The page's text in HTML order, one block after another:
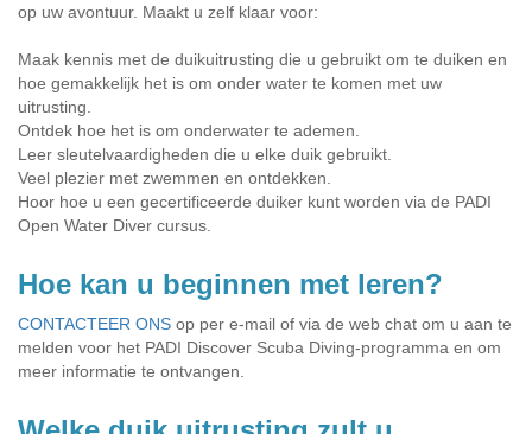
op uw avontuur. Maakt u zelf klaar voor:
Maak kennis met de duikuitrusting die u gebruikt om te duiken en
hoe gemakkelijk het is om onder water te komen met uw
uitrusting.
Ontdek hoe het is om onderwater te ademen.
Leer sleutelvaardigheden die u elke duik gebruikt.
Veel plezier met zwemmen en ontdekken.
Hoor hoe u een gecertificeerde duiker kunt worden via de PADI
Open Water Diver cursus.
Hoe kan u beginnen met leren?
CONTACTEER ONS op per e-mail of via de web chat om u aan te
melden voor het PADI Discover Scuba Diving-programma en om
meer informatie te ontvangen.